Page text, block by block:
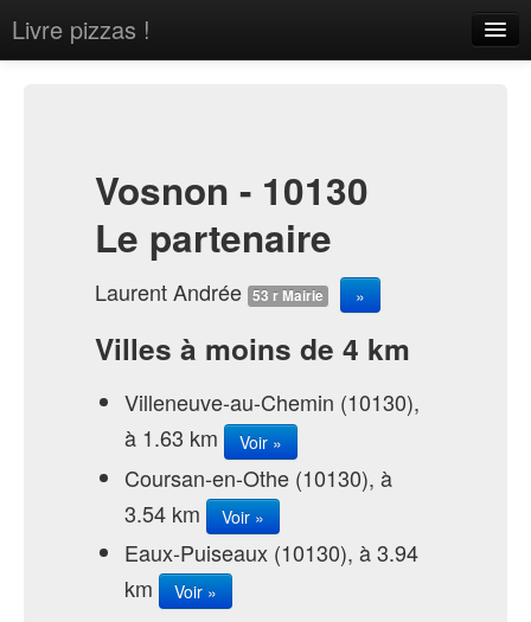
Livre pizzas !
Vosnon - 10130
Le partenaire
Laurent Andrée 53 r Mairie »
Villes à moins de 4 km
Villeneuve-au-Chemin (10130),
à 1.63 km
Voir »
Coursan-en-Othe (10130), à
3.54 km
Voir »
Eaux-Puiseaux (10130), à 3.94
km
Voir »